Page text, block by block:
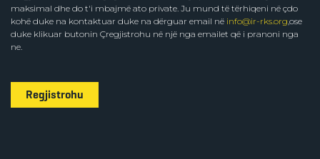
maksimal dhe do t'i mbajmë ato private. Ju mund të tërhiqeni në çdo
kohë duke na kontaktuar duke na dërguar email në info@ir-rks.org,ose
duke klikuar butonin Çregjistrohu në një nga emailet që i pranoni nga
ne.
Regjistrohu